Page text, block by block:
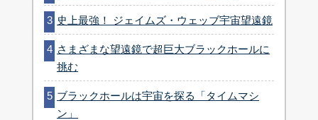
史上最強！ ジェイムズ・ウェッブ宇宙望遠鏡
さまざまな望遠鏡で超巨大ブラックホールに
挑む
ブラックホールは宇宙を探る「タイムマシ
ン」